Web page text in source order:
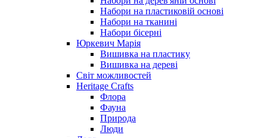
Набори на пластиковій основі
Набори на тканині
Набори бісерні
Юркевич Марія
Вишивка на пластику
Вишивка на дереві
Світ можливостей
Heritage Crafts
Флора
Фауна
Природа
Люди